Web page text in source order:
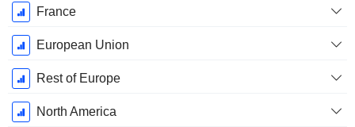
Période
Fiscale:
Décembre
France
European Union
Rest of Europe
North America